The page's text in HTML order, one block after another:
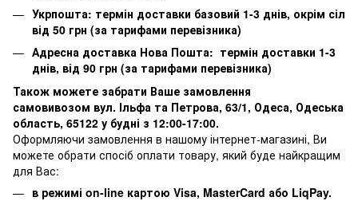
Укрпошта: термін доставки базовий 1-3 днів, окрім сіл
від 50 грн (за тарифами перевізника)
Адресна доставка Нова Пошта: термін доставки 1-3
днів, від 90 грн (за тарифами перевізника)
Також можете забрати Ваше замовлення
самовивозом вул. Ільфа та Петрова, 63/1, Одеса, Одеська
область, 65122 у будні з 12:00-17:00.
Оформляючи замовлення в нашому інтернет-магазині, Ви
можете обрати спосіб оплати товару, який буде найкращим
для Вас:
в режимі on-line картою Visa, MasterCard або LiqPay.